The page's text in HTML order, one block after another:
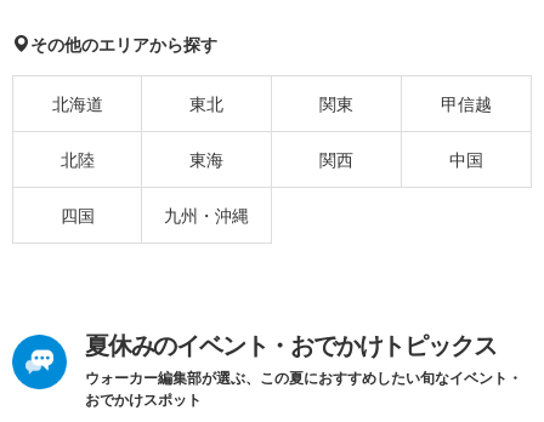
その他のエリアから探す
北海道 東北 関東 甲信越
北陸 東海 関西 中国
四国 九州・沖縄
夏休みのイベント・おでかけトピックス
ウォーカー編集部が選ぶ、この夏におすすめしたい旬なイベント・
おでかけスポット